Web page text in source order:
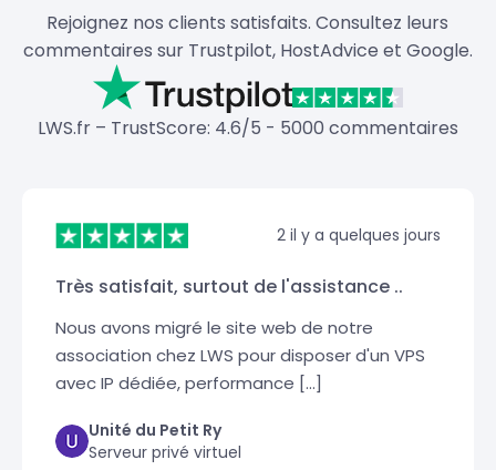
Rejoignez nos clients satisfaits. Consultez leurs
commentaires sur Trustpilot, HostAdvice et Google.
LWS.fr – TrustScore: 4.6/5 - 5000 commentaires
2 il y a quelques jours
Très satisfait, surtout de l'assistance ..
Nous avons migré le site web de notre
association chez LWS pour disposer d'un VPS
avec IP dédiée, performance [...]
Unité du Petit Ry
Serveur privé virtuel